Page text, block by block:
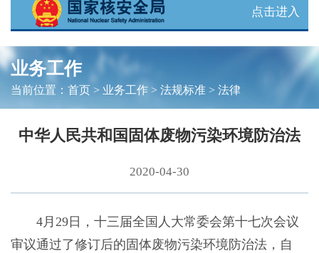
点击进入
业务工作
当前位置： 首页> 业务工作> 法规标准> 法律
中华人民共和国固体废物污染环境防治法
2020-04-30
4月29日，十三届全国人大常委会第十七次会议
审议通过了修订后的固体废物污染环境防治法，自